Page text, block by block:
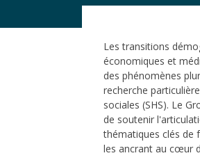
Les transitions
économiques et
des phénomènes
recherche
sociales (SHS). Le
de soutenir
thématiques clés de
les ancrant au cœur